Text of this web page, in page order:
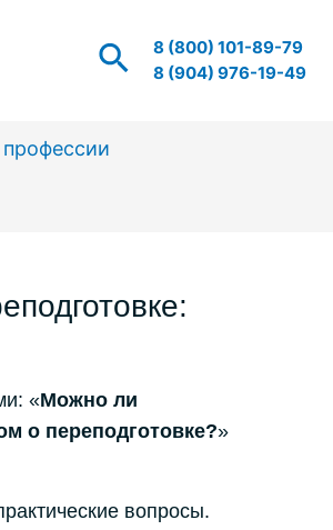
8 (800) 101-89-79
8 (904) 976-19-49
«Можно ли
о переподготовке?»
вопросы.